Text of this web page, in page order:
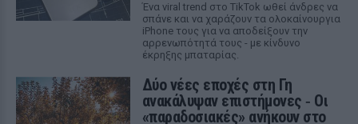
Ένα viral trend στο TikTok ωθεί άνδρες να
σπάνε και να χαράζουν τα ολοκαίνουργια
iPhone τους για να αποδείξουν την
αρρενωπότητά τους - με κίνδυνο
έκρηξης μπαταρίας.
Δύο νέες εποχές στη Γη
ανακάλυψαν επιστήμονες ‑ Oι
«παραδοσιακές» ανήκουν στο